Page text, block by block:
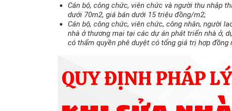
Cán bộ, công chức, viên chức và người thu nhập
dưới 70m2, giá bán dưới 15 triệu đồng/m2;
Cán bộ, công chức, viên chức, công nhân, người
nhà ở thương mại tại các dự án phát triển nhà ở,
có thẩm quyền phê duyệt có tổng giá trị hợp đồng